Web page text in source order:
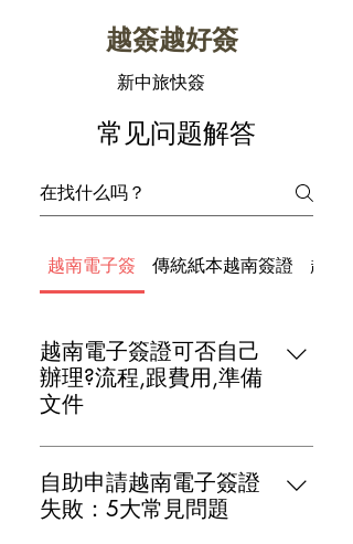
​越簽越好簽
新中旅快簽
常见问题解答
越南電子簽 傳統紙本越南簽證 越南
越南電子簽證可否自己
辦理?流程,跟費用,準備
文件
越南簽證網路上申請並不是這樣複
雜,並且網路上很網路教學，我們鼓
勵旅客自己先自行辦理,費用只要
自助申請越南電子簽證
失敗：5大常見問題